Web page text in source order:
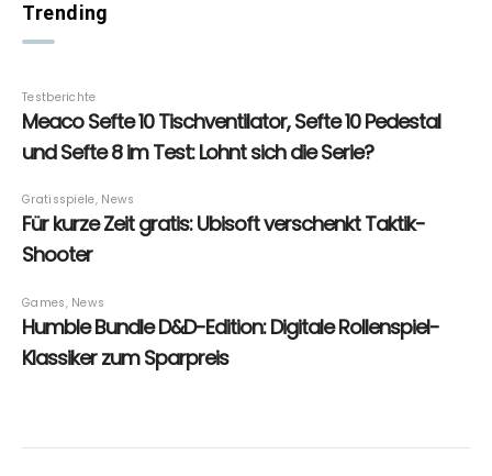
Trending